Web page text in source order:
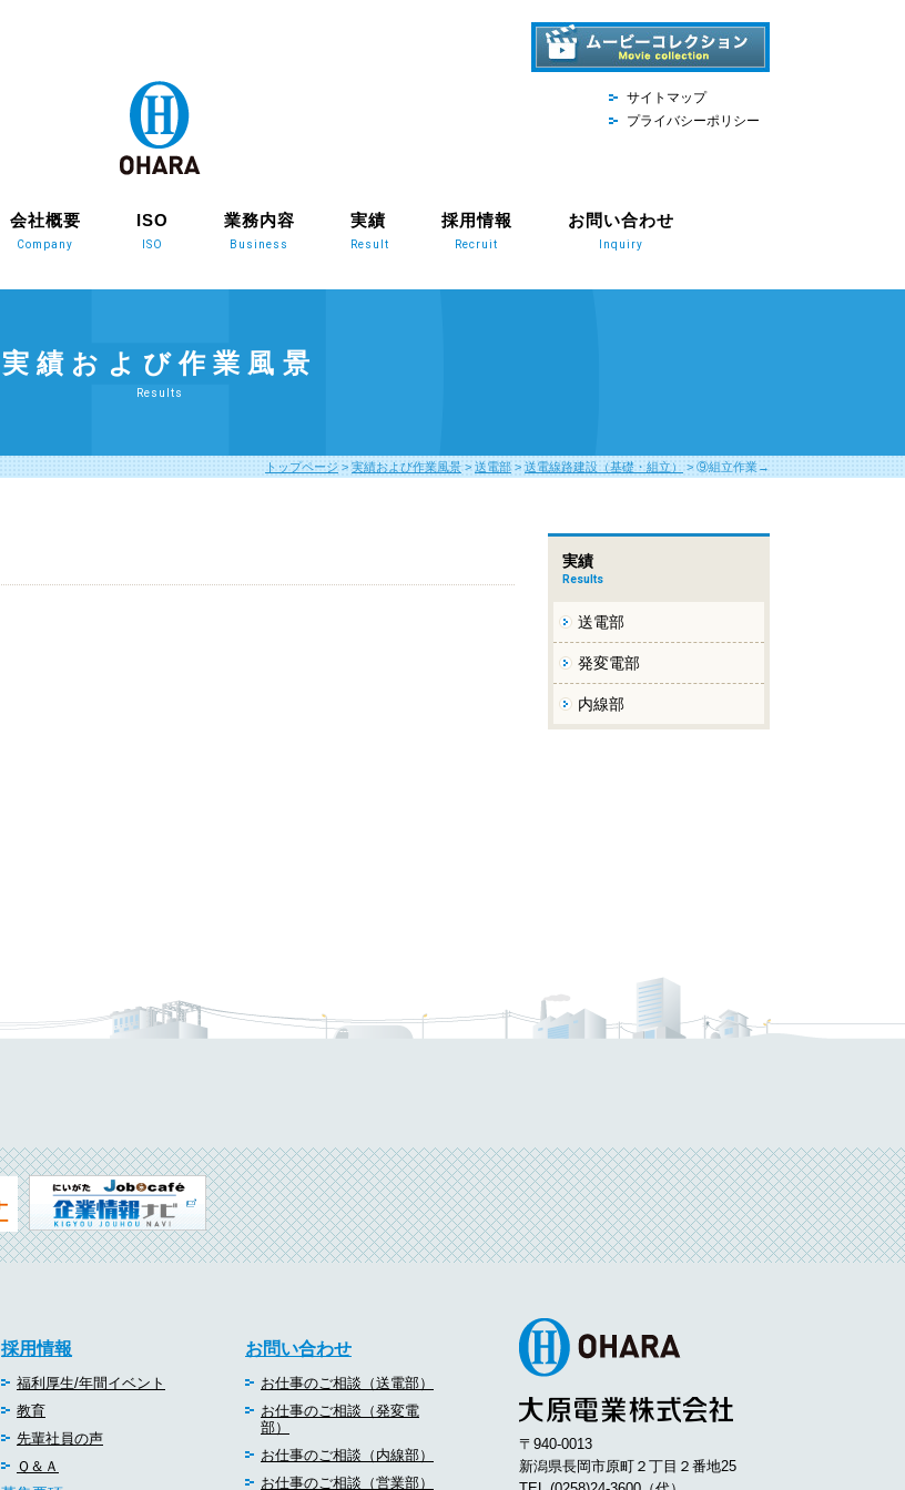
サイトマップ
プライバシーポリシー
会社概要
Company
ISO
ISO
業務内容
Business
実績
Result
採用情報
Recruit
お問い合わせ
Inquiry
実績および作業風景
Results
トップページ > 実績および作業風景 > 送電部 > 送電線路建設（基礎・組立） > ⑨組立作業→
実績
Results
送電部
発変電部
内線部
採用情報
福利厚生/年間イベント
教育
先輩社員の声
Ｑ＆Ａ
お問い合わせ
お仕事のご相談（送電部）
お仕事のご相談（発変電
部）
お仕事のご相談（内線部）
お仕事のご相談（営業部）
〒940-0013
新潟県長岡市原町２丁目２番地25